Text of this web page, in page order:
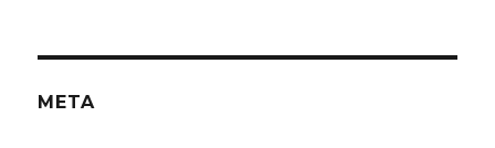
anzeigenanzeigen
META